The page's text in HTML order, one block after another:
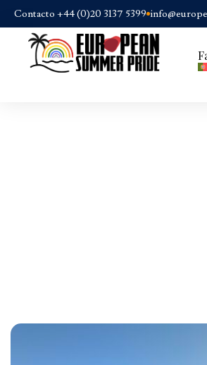
Contacto +44 (0)20 3137 5399